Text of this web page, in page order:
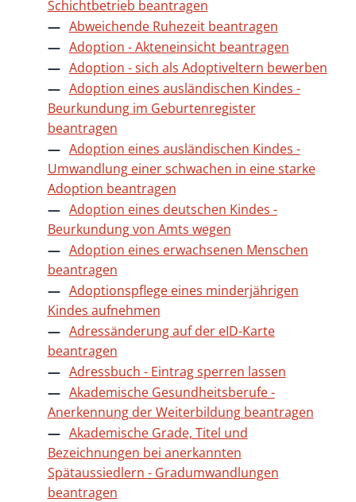
Schichtbetrieb beantragen
Abweichende Ruhezeit beantragen
Adoption - Akteneinsicht beantragen
Adoption - sich als Adoptiveltern bewerben
Adoption eines ausländischen Kindes -
Beurkundung im Geburtenregister
beantragen
Adoption eines ausländischen Kindes -
Umwandlung einer schwachen in eine starke
Adoption beantragen
Adoption eines deutschen Kindes -
Beurkundung von Amts wegen
Adoption eines erwachsenen Menschen
beantragen
Adoptionspflege eines minderjährigen
Kindes aufnehmen
Adressänderung auf der eID-Karte
beantragen
Adressbuch - Eintrag sperren lassen
Akademische Gesundheitsberufe -
Anerkennung der Weiterbildung beantragen
Akademische Grade, Titel und
Bezeichnungen bei anerkannten
Spätaussiedlern - Gradumwandlungen
beantragen